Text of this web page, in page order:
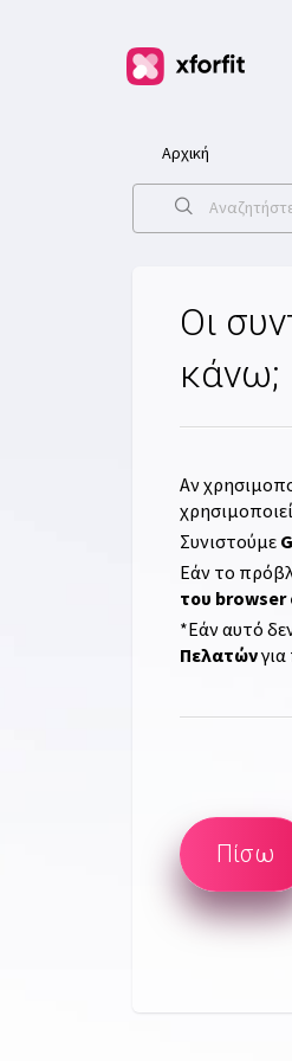
Αρχική
Οι
κάνω;
Αν
Συνιστούμε
Εάν το
του browser
*Εάν αυτό
Πελατών
Πίσω